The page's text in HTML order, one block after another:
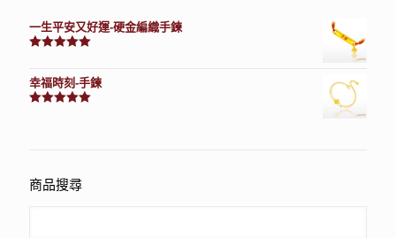
一生平安又好運-硬金編織手鍊
幸福時刻-手鍊
商品搜尋